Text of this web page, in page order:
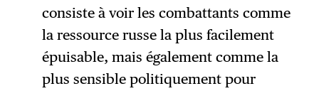
consiste à voir les combattants comme
la ressource russe la plus facilement
épuisable, mais également comme la
plus sensible politiquement pour